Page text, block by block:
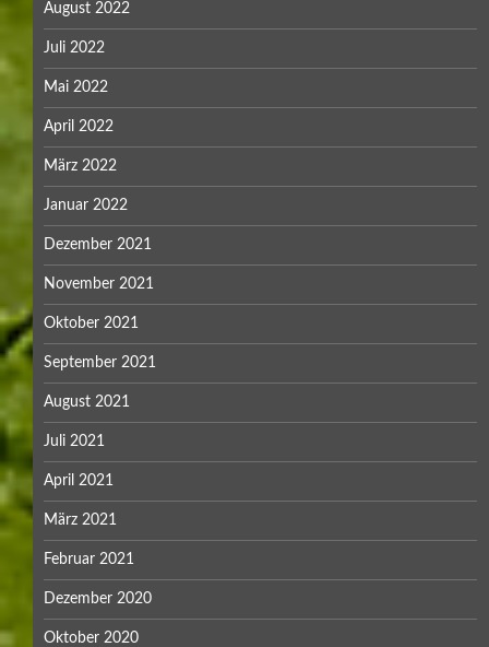
August 2022
Juli 2022
Mai 2022
April 2022
März 2022
Januar 2022
Dezember 2021
November 2021
Oktober 2021
September 2021
August 2021
Juli 2021
April 2021
März 2021
Februar 2021
Dezember 2020
Oktober 2020